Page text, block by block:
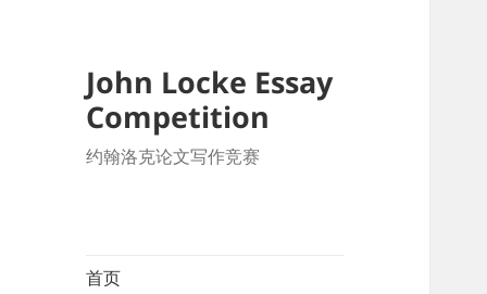
John Locke Essay
Competition
约翰洛克论文写作竞赛
首页